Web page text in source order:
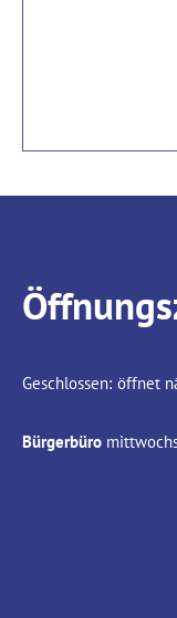
Klicken, um weitere
Geschlossen: öffnet
Bürgerbüro